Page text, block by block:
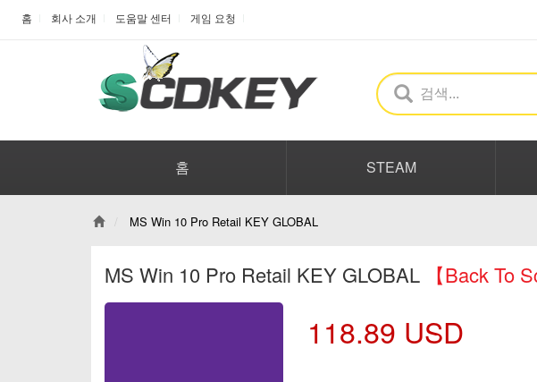
홈 회사 소개 도움말 센터 게임 요청
홈 STEAM
MS Win 10 Pro Retail KEY GLOBAL
MS Win 10 Pro Retail KEY GLOBAL 【Back To
118.89 USD